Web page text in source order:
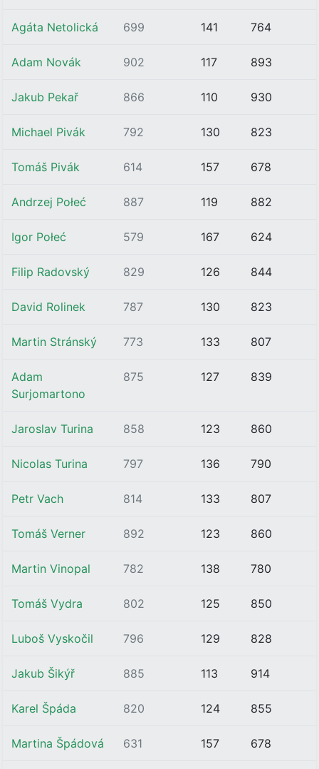
Agáta Netolická 699 141 764
Adam Novák 902 117 893
Jakub Pekař 866 110 930
Michael Pivák 792 130 823
Tomáš Pivák 614 157 678
Andrzej Połeć 887 119 882
Igor Połeć 579 167 624
Filip Radovský 829 126 844
David Rolinek 787 130 823
Martin Stránský 773 133 807
Adam
Surjomartono
875 127 839
Jaroslav Turina 858 123 860
Nicolas Turina 797 136 790
Petr Vach 814 133 807
Tomáš Verner 892 123 860
Martin Vinopal 782 138 780
Tomáš Vydra 802 125 850
Luboš Vyskočil 796 129 828
Jakub Šikýř 885 113 914
Karel Špáda 820 124 855
Martina Špádová 631 157 678